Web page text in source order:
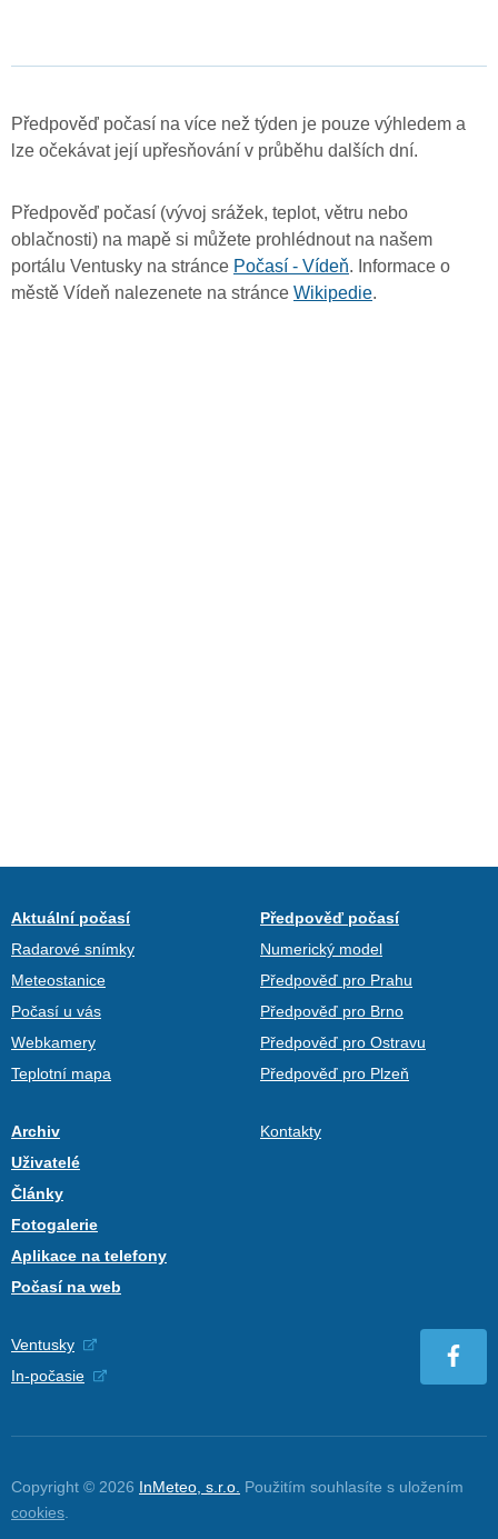
Předpověď počasí na více než týden je pouze výhledem a
lze očekávat její upřesňování v průběhu dalších dní.
Předpověď počasí (vývoj srážek, teplot, větru nebo
oblačnosti) na mapě si můžete prohlédnout na našem
portálu Ventusky na stránce Počasí - Vídeň. Informace o
městě Vídeň nalezenete na stránce Wikipedie.
Aktuální počasí
Radarové snímky
Meteostanice
Počasí u vás
Webkamery
Teplotní mapa
Předpověď počasí
Numerický model
Předpověď pro Prahu
Předpověď pro Brno
Předpověď pro Ostravu
Předpověď pro Plzeň
Archiv
Uživatelé
Články
Fotogalerie
Aplikace na telefony
Počasí na web
Kontakty
Ventusky
In-počasie
Copyright © 2026 InMeteo, s.r.o. Použitím souhlasíte s uložením
cookies